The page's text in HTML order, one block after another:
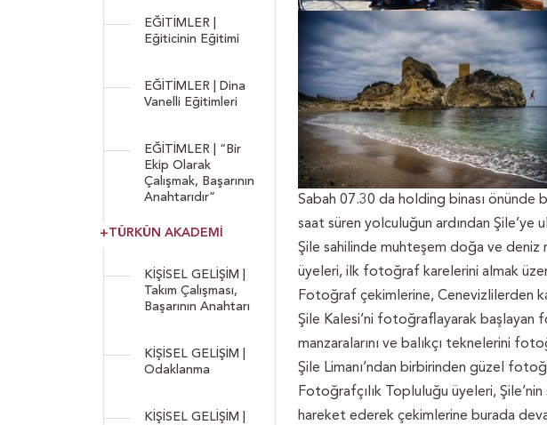
EĞİTİMLER |
Eğiticinin Eğitimi
EĞİTİMLER | Dina
Vanelli Eğitimleri
EĞİTİMLER | “Bir
Ekip Olarak
Çalışmak, Başarının
Anahtarıdır”
+TÜRKÜN AKADEMİ
KİŞİSEL GELİŞİM |
Takım Çalışması,
Başarının Anahtarı
KİŞİSEL GELİŞİM |
Odaklanma
KİŞİSEL GELİŞİM |
Sabah 07.30 da holding binası önünde
saat süren yolculuğun ardından Şile’ye
Şile sahilinde muhteşem doğa ve deniz
üyeleri, ilk fotoğraf karelerini almak
Fotoğraf çekimlerine, Cenevizlilerden
Şile Kalesi’ni fotoğraflayarak
manzaralarını ve balıkçı teknelerini
Şile Limanı’ndan birbirinden güzel
Fotoğrafçılık Topluluğu üyeleri,
hareket ederek çekimlerine burada